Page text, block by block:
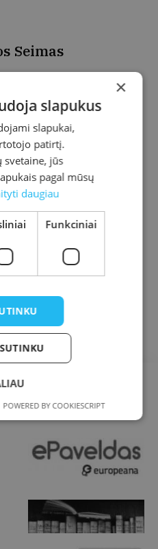
Seimas
istorija, darbas, tarptautiniai
teisės aktų paieška)
(Kretingos rajono savivalda,
naujienos)
kultūros
×
slapukus
slapukai,
patirtį.
svetaine, jūs
pagal mūsų
daugiau
Funkciniai
POWERED BY COOKIESCRIPT